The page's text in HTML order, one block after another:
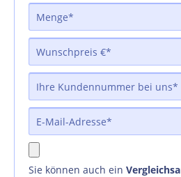
Sie können auch ein